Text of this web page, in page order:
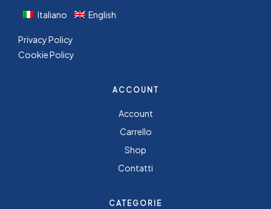
Italiano
English
Privacy Policy
Cookie Policy
ACCOUNT
Account
Carrello
Shop
Contatti
CATEGORIE